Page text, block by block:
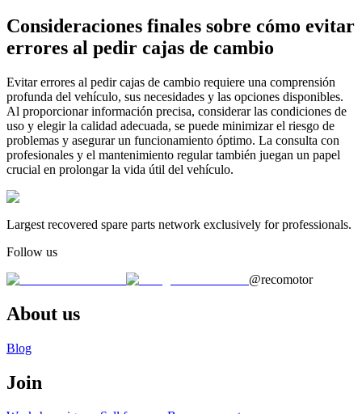
Consideraciones finales sobre cómo evitar
errores al pedir cajas de cambio
Evitar errores al pedir cajas de cambio requiere una comprensión
profunda del vehículo, sus necesidades y las opciones disponibles.
Al proporcionar información precisa, considerar las condiciones de
uso y elegir la calidad adecuada, se puede minimizar el riesgo de
problemas y asegurar un funcionamiento óptimo. La consulta con
profesionales y el mantenimiento regular también juegan un papel
crucial en prolongar la vida útil del vehículo.
Largest recovered spare parts network exclusively for professionals.
Follow us
@recomotor
About us
Blog
Join